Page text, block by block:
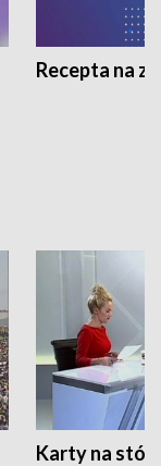
Recepta na
Karty na